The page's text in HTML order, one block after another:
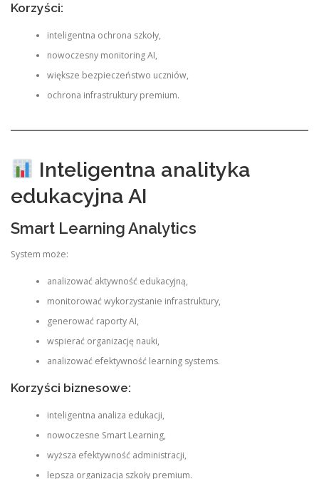
Korzyści:
inteligentna ochrona szkoły,
nowoczesny monitoring AI,
większe bezpieczeństwo uczniów,
ochrona infrastruktury premium.
Inteligentna analityka
edukacyjna AI
Smart Learning Analytics
System może:
analizować aktywność edukacyjną,
monitorować wykorzystanie infrastruktury,
generować raporty AI,
wspierać organizację nauki,
analizować efektywność learning systems.
Korzyści biznesowe:
inteligentna analiza edukacji,
nowoczesne Smart Learning,
wyższa efektywność administracji,
lepsza organizacja szkoły premium.